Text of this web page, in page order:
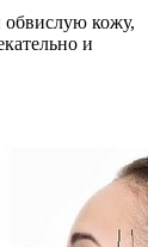
обвислую кожу,
и